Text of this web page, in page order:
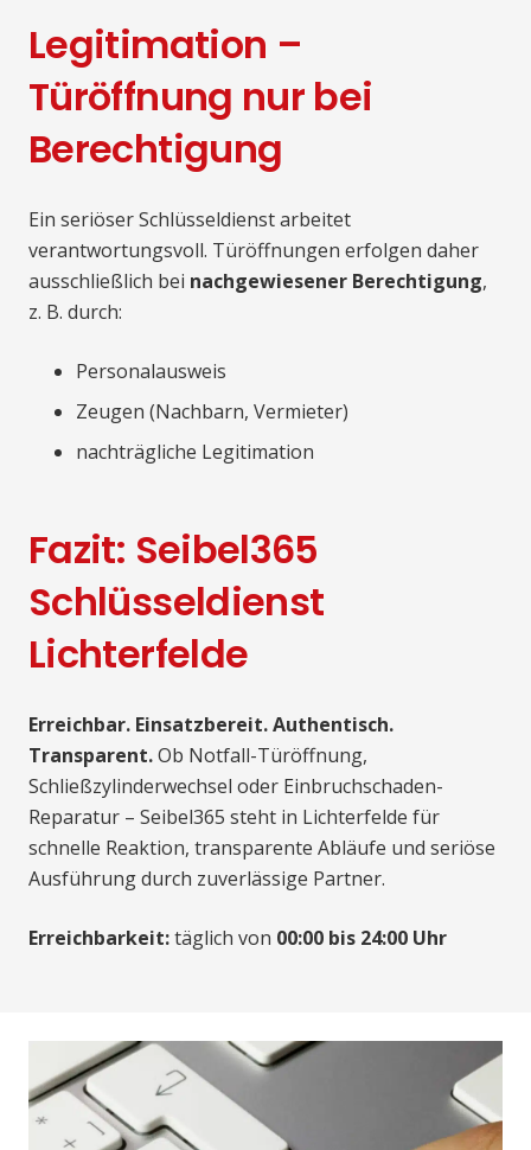
Legitimation –
Türöffnung nur bei
Berechtigung
Ein seriöser Schlüsseldienst arbeitet
verantwortungsvoll. Türöffnungen erfolgen daher
ausschließlich bei nachgewiesener Berechtigung,
z. B. durch:
Personalausweis
Zeugen (Nachbarn, Vermieter)
nachträgliche Legitimation
Fazit: Seibel365
Schlüsseldienst
Lichterfelde
Erreichbar. Einsatzbereit. Authentisch.
Transparent.Ob Notfall-Türöffnung,
Schließzylinderwechsel oder Einbruchschaden-
Reparatur – Seibel365 steht in Lichterfelde für
schnelle Reaktion, transparente Abläufe und seriöse
Ausführung durch zuverlässige Partner.
Erreichbarkeit:täglich von 00:00 bis 24:00 Uhr